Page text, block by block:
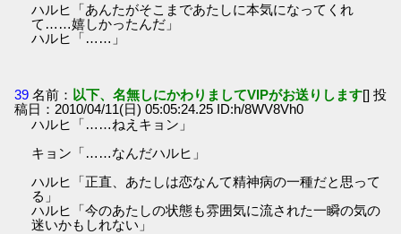
ハルヒ「あんたがそこまであたしに本気になってくれ
て……嬉しかったんだ」
ハルヒ「……」
39 名前： 以下、名無しにかわりましてVIPがお送りします[] 投
稿日：2010/04/11(日) 05:05:24.25 ID:h/8WV8Vh0
ハルヒ「……ねえキョン」
キョン「……なんだハルヒ」
ハルヒ「正直、あたしは恋なんて精神病の一種だと思って
る」
ハルヒ「今のあたしの状態も雰囲気に流された一瞬の気の
迷いかもしれない」